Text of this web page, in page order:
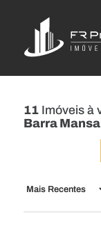
11 Imóveis à
Barra Mansa